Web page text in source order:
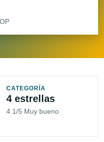
CATEGORÍA
4 estrellas
4.1/5 Muy bueno